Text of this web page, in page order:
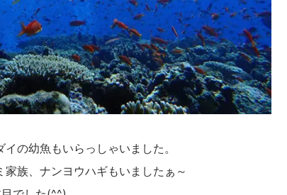
の幼魚もいらっしゃいました。
族、ナンヨウハギもいましたぁ～